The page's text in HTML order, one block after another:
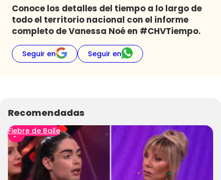
Conoce los detalles del tiempo a lo largo de
todo el territorio nacional con el informe
completo de Vanessa Noé en #CHVTiempo.
Seguir en Seguir en
Recomendadas
Fiebre de Baile
Plan Perfecto
El Tiempo
Sabingo
Todos Los Programas